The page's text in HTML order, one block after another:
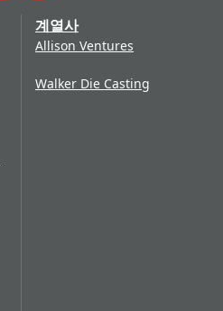
계열사
Allison Ventures
Walker Die Casting